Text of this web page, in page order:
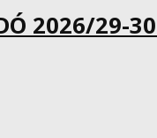
2026/29-